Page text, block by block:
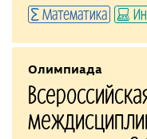
Математика
Олимпиада